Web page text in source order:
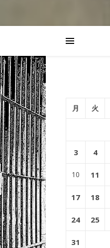
月 火
3 4
10 11
17 18
24 25
31